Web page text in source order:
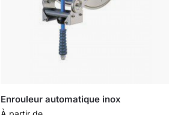
Enrouleur automatique inox